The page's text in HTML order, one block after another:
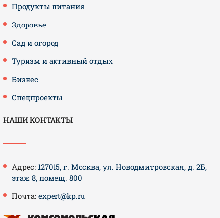
Продукты питания
Здоровье
Сад и огород
Туризм и активный отдых
Бизнес
Спецпроекты
НАШИ КОНТАКТЫ
Адрес: 127015, г. Москва, ул. Новодмитровская, д. 2Б,
этаж 8, помещ. 800
Почта: expert@kp.ru